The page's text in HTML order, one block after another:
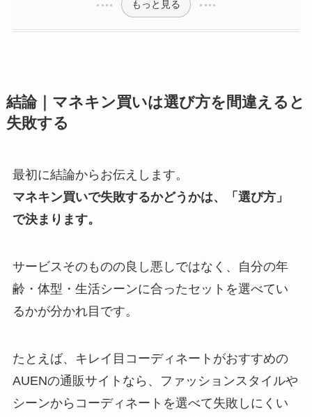
もっと見る
結論｜マネキン買いは選び方を間違えると
失敗する
最初に結論からお伝えします。
マネキン買いで失敗するかどうかは、「選び方」
で決まります。
サービスそのものの良し悪しではなく、自分の年
齢・体型・生活シーンに合ったセットを選べてい
るかが分かれ目です。
たとえば、キレイ目コーディネートがおすすめの
AUENの通販サイトなら、ファッションスタイルや
シーンからコーディネートを選べて失敗しにくい